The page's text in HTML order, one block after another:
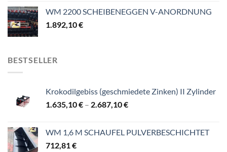
WM 2200 SCHEIBENEGGEN V-ANORDNUNG
1.892,10€
BESTSELLER
Krokodilgebiss (geschmiedete Zinken) II Zylinder
1.635,10€ – 2.687,10€Preisspanne:
2.687,10 €
WM 1,6 M SCHAUFEL PULVERBESCHICHTET
712,81€